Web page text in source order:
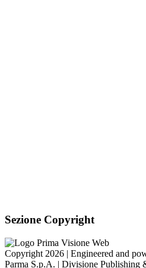
Sezione Copyright
Copyright 2026 | Engineered and
Parma S.p.A. | Divisione Publishing